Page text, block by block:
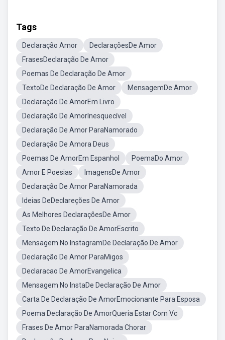
Tags
Declaração Amor
DeclaraçõesDe Amor
FrasesDeclaração De Amor
Poemas De Declaração De Amor
TextoDe Declaração De Amor
MensagemDe Amor
Declaração De AmorEm Livro
Declaração De AmorInesquecível
Declaração De Amor ParaNamorado
Declaração De Amora Deus
Poemas De AmorEm Espanhol
PoemaDo Amor
Amor E Poesias
ImagensDe Amor
Declaração De Amor ParaNamorada
Ideias DeDeclareções De Amor
As Melhores DeclaraçõesDe Amor
Texto De Declaração De AmorEscrito
Mensagem No InstagramDe Declaração De Amor
Declaração De Amor ParaMigos
Declaracao De AmorEvangelica
Mensagem No InstaDe Declaração De Amor
Carta De Declaração De AmorEmocionante Para Esposa
Poema Declaração De AmorQueria Estar Com Vc
Frases De Amor ParaNamorada Chorar